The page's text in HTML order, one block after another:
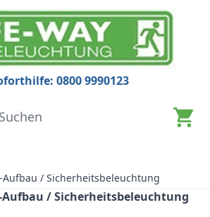
0800 9990123
Suchen
Aufbau / Sicherheitsbeleuchtung
Aufbau / Sicherheitsbeleuchtung